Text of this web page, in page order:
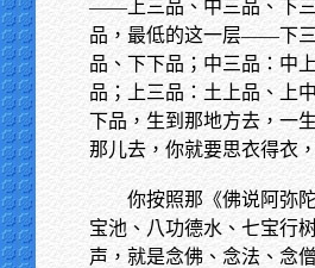
——上三品、中三品、下
品，最低的这一层——下
品、下下品；中三品：中
品；上三品：土上品、上
下品，生到那地方去，一
那儿去，你就要思衣得衣
你按照那《佛说阿弥
宝池、八功德水、七宝行
声，就是念佛、念法、念